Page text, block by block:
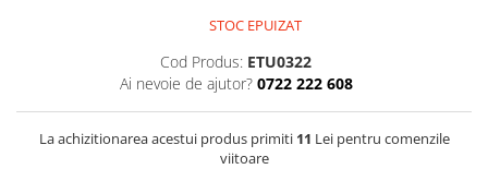
STOC EPUIZAT
Cod Produs: ETU0322
Ai nevoie de ajutor? 0722 222 608
La achizitionarea acestui produs primiti 11 Lei pentru comenzile
viitoare